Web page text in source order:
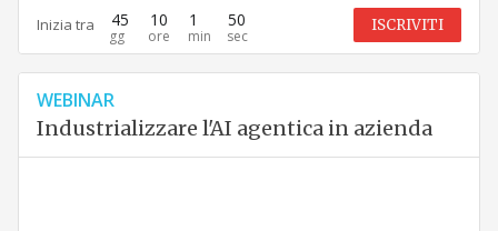
Inizia tra 45 10 1 49 ISCRIVITI
WEBINAR
Industrializzare l'AI agentica in azienda